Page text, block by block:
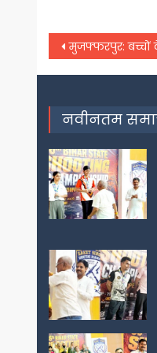
Post
मुजफ्फरपुर: बच्चों के पोषण को लेकर रानी करती हैं सतत
नवीनतम